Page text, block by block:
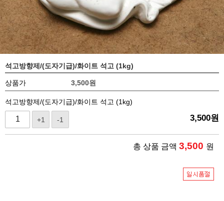
석고방향제/(도자기급)/화이트 석고 (1kg)
상품가 3,500원
석고방향제/(도자기급)/화이트 석고 (1kg)
+1 -1 3,500원
총 상품 금액 3,500 원